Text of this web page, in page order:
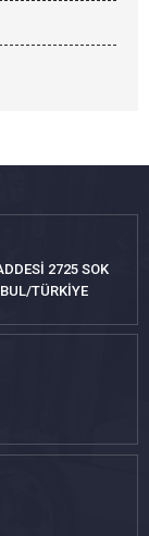
2725 SOK
TÜRKİYE